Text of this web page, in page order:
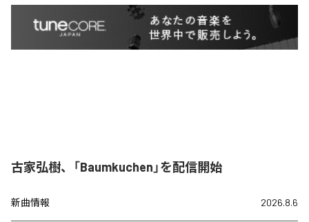
古家弘樹、「Baumkuchen」を配信開始
新曲情報 2026.8.6